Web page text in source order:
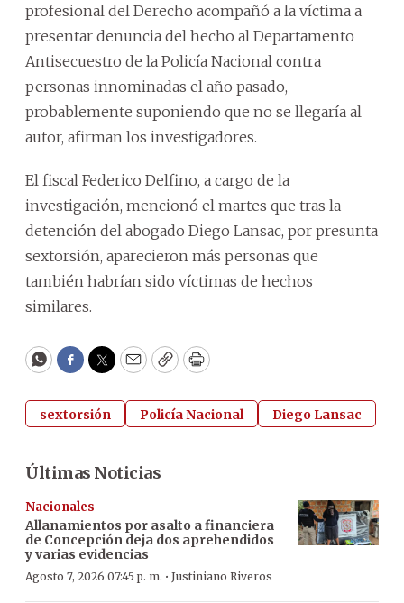
profesional del Derecho acompañó a la víctima a
presentar denuncia del hecho al Departamento
Antisecuestro de la Policía Nacional contra
personas innominadas el año pasado,
probablemente suponiendo que no se llegaría al
autor, afirman los investigadores.
El fiscal Federico Delfino, a cargo de la
investigación, mencionó el martes que tras la
detención del abogado Diego Lansac, por presunta
sextorsión, aparecieron más personas que
también habrían sido víctimas de hechos
similares.
WhatsApp
Facebook
Twitter
EmailCopyPrint
sextorsión Policía Nacional Diego Lansac
Últimas Noticias
Nacionales
Allanamientos por asalto a financiera
de Concepción deja dos aprehendidos
y varias evidencias
Agosto 7, 2026 07:45 p. m. · Justiniano Riveros